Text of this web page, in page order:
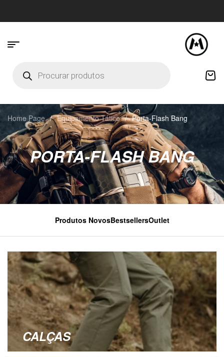
PORTA-FLASH BANG
Home Page / Equipamento Tático / Porta-Flash Bang
Produtos NovosBestsellersOutlet
CALÇAS